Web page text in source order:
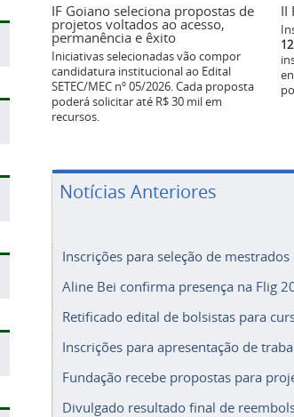
IF Goiano seleciona propostas de
projetos voltados ao acesso,
permanência e êxito
Iniciativas selecionadas vão compor
candidatura institucional ao Edital
SETEC/MEC nº 05/2026. Cada proposta
poderá solicitar até R$ 30 mil em
recursos.
II
Notícias Anteriores
Inscrições para seleção de
Aline Bei confirma presença na Flig
Retificado edital de bolsistas para
Inscrições para apresentação de
Fundação recebe propostas para
Divulgado resultado final de